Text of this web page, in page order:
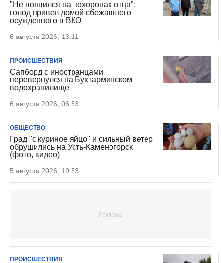
"Не появился на похоронах отца":
голод привел домой сбежавшего
осужденного в ВКО
6 августа 2026, 13:11
ПРОИСШЕСТВИЯ
Сапборд с иностранцами
перевернулся на Бухтарминском
водохранилище
6 августа 2026, 06:53
ОБЩЕСТВО
Град "с куриное яйцо" и сильный ветер
обрушились на Усть-Каменогорск
(фото, видео)
5 августа 2026, 19:53
ПРОИСШЕСТВИЯ